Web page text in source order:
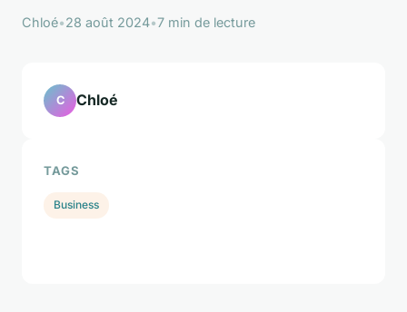
Chloé•28 août 2024•7 min de lecture
C Chloé
TAGS
Business